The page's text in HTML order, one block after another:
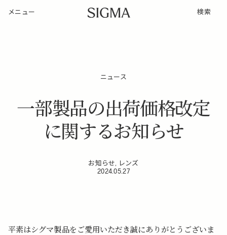
メニュー 検索
ニュース
一部製品の出荷価格改定
に関するお知らせ
お知らせ, レンズ
2024.05.27
平素はシグマ製品をご愛用いただき誠にありがとうございま